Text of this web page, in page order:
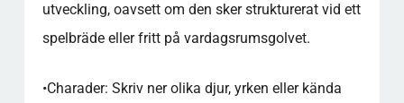
utveckling, oavsett om den sker strukturerat vid ett
spelbräde eller fritt på vardagsrumsgolvet.
•Charader: Skriv ner olika djur, yrken eller kända